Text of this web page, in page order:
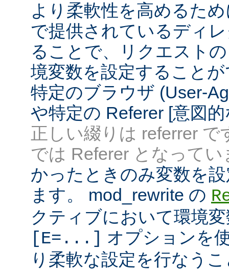
より柔軟性を高めるた
で提供されているディ
ることで、リクエスト
境変数を設定すること
特定のブラウザ (User-
や特定の Referer [意図
正しい綴りは referrer で
では Referer となってい
かったときのみ変数を
ます。 mod_rewrite の
クティブにおいて環境
[E=...] オプションを
り柔軟な設定を行なう